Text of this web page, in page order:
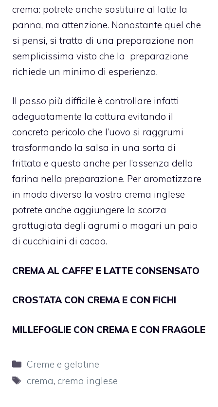
crema: potrete anche sostituire al latte la
panna, ma attenzione. Nonostante quel che
si pensi, si tratta di una preparazione non
semplicissima visto che la preparazione
richiede un minimo di esperienza.
Il passo più difficile è controllare infatti
adeguatamente la cottura evitando il
concreto pericolo che l’uovo si raggrumi
trasformando la salsa in una sorta di
frittata e questo anche per l’assenza della
farina nella preparazione. Per aromatizzare
in modo diverso la vostra crema inglese
potrete anche aggiungere la scorza
grattugiata degli agrumi o magari un paio
di cucchiaini di cacao.
CREMA AL CAFFE’ E LATTE CONSENSATO
CROSTATA CON CREMA E CON FICHI
MILLEFOGLIE CON CREMA E CON FRAGOLE
Categorie
Creme e gelatine
Tag
crema, crema inglese